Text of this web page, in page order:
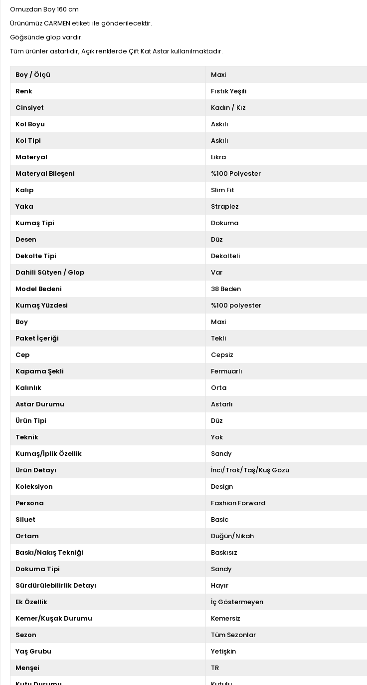
Omuzdan Boy 160 cm
Ürünümüz CARMEN etiketi ile gönderilecektir.
Göğsünde glop vardır.
Tüm ürünler astarlıdır, Açık renklerde Çift Kat Astar kullanılmaktadır.
Boy / Ölçü
Maxi
Renk
Fıstık Yeşili
Cinsiyet
Kadın / Kız
Kol Boyu
Askılı
Kol Tipi
Askılı
Materyal
Likra
Materyal Bileşeni
%100 Polyester
Kalıp
Slim Fit
Yaka
Straplez
Kumaş Tipi
Dokuma
Desen
Düz
Dekolte Tipi
Dekolteli
Dahili Sütyen / Glop
Var
Model Bedeni
38 Beden
Kumaş Yüzdesi
%100 polyester
Boy
Maxi
Paket İçeriği
Tekli
Cep
Cepsiz
Kapama Şekli
Fermuarlı
Kalınlık
Orta
Astar Durumu
Astarlı
Ürün Tipi
Düz
Teknik
Yok
Kumaş/İplik Özellik
Sandy
Ürün Detayı
İnci/Trok/Taş/Kuş Gözü
Koleksiyon
Design
Persona
Fashion Forward
Siluet
Basic
Ortam
Düğün/Nikah
Baskı/Nakış Tekniği
Baskısız
Dokuma Tipi
Sandy
Sürdürülebilirlik Detayı
Hayır
Ek Özellik
İç Göstermeyen
Kemer/Kuşak Durumu
Kemersiz
Sezon
Tüm Sezonlar
Yaş Grubu
Yetişkin
Menşei
TR